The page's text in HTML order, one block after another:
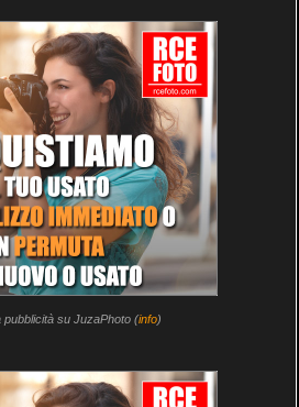
pubblicità su JuzaPhoto (info)